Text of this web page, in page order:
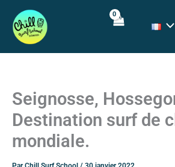
contenu
Seignosse,
Destination surf de
mondiale.